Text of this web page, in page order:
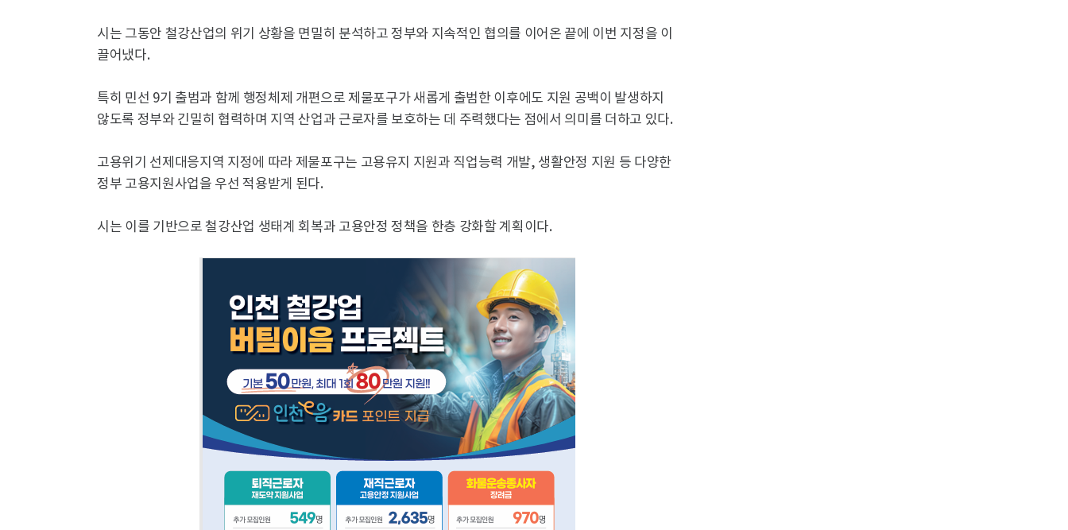
시는 그동안 철강산업의 위기 상황을 면밀히 분석하고 정부와 지속적인 협의를 이어온 끝에 이번 지정을 이
끌어냈다.
특히 민선 9기 출범과 함께 행정체제 개편으로 제물포구가 새롭게 출범한 이후에도 지원 공백이 발생하지
않도록 정부와 긴밀히 협력하며 지역 산업과 근로자를 보호하는 데 주력했다는 점에서 의미를 더하고 있다.
고용위기 선제대응지역 지정에 따라 제물포구는 고용유지 지원과 직업능력 개발, 생활안정 지원 등 다양한
정부 고용지원사업을 우선 적용받게 된다.
시는 이를 기반으로 철강산업 생태계 회복과 고용안정 정책을 한층 강화할 계획이다.